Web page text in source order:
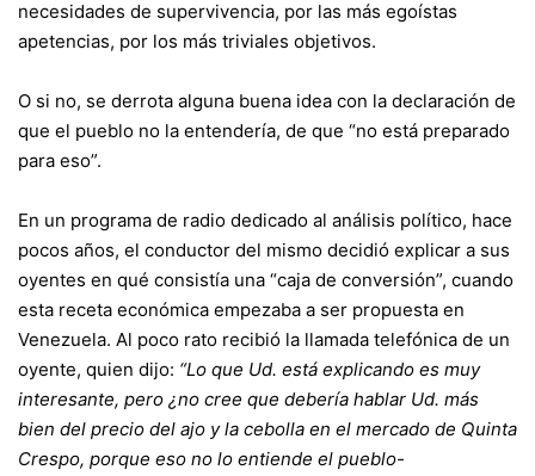
necesidades de supervivencia, por las más egoístas
apetencias, por los más triviales objetivos.
O si no, se derrota alguna buena idea con la declaración de
que el pueblo no la entendería, de que “no está preparado
para eso”.
En un programa de radio dedicado al análisis político, hace
pocos años, el conductor del mismo decidió explicar a sus
oyentes en qué consistía una “caja de conversión”, cuando
esta receta económica empezaba a ser propuesta en
Venezuela. Al poco rato recibió la llamada telefónica de un
oyente, quien dijo: “Lo que Ud. está explicando es muy
interesante, pero ¿no cree que debería hablar Ud. más
bien del precio del ajo y la cebolla en el mercado de Quinta
Crespo, porque eso no lo entiende el pueblo-